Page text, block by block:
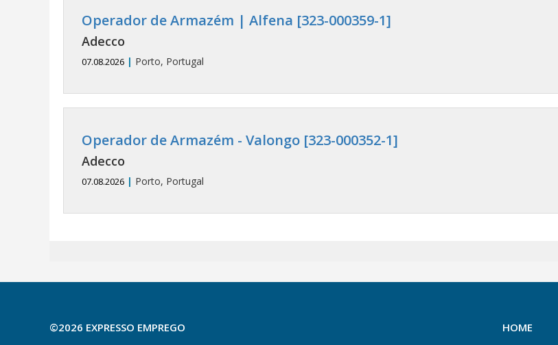
Operador de Armazém | Alfena [323-000359-1]
Adecco
07.08.2026 | Porto, Portugal
Operador de Armazém - Valongo [323-000352-1]
Adecco
07.08.2026 | Porto, Portugal
©2026 EXPRESSO EMPREGO HOME